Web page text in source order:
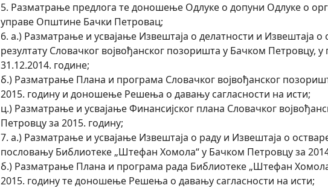
5. Разматрање предлога те доношење Одлуке о допуни Одлуке о
управе Општине Бачки Петровац;
6. а.) Разматрање и усвајање Извештаја о делатности и Извештаја
резултату Словачког војвођанског позоришта у Бачком Петровцу, у
31.12.2014. године;
б.) Разматрање Плана и програма Словачког војвођанског
2015. годину и доношење Решења о давању сагласности на исти;
ц.) Разматрање и усвајање Финансијског плана Словачког
Петровцу за 2015. годину;
7. а.) Разматрање и усвајање Извештаја о раду и Извештаја о
пословању Библиотеке „Штефан Хомола“ у Бачком Петровцу за
б.) Разматрање Плана и програма рада Библиотеке „Штефан
2015. годину те доношење Решења о давању сагласности на исти;